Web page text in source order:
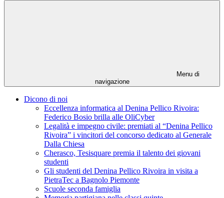
Menu di
navigazione
Dicono di noi
Eccellenza informatica al Denina Pellico Rivoira:
Federico Bosio brilla alle OliCyber
Legalità e impegno civile: premiati al “Denina Pellico
Rivoira” i vincitori del concorso dedicato al Generale
Dalla Chiesa
Cherasco, Tesisquare premia il talento dei giovani
studenti
Gli studenti del Denina Pellico Rivoira in visita a
PietraTec a Bagnolo Piemonte
Scuole seconda famiglia